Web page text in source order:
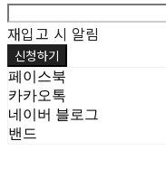
재입고 시 알림
신청하기
페이스북
카카오톡
네이버 블로그
밴드